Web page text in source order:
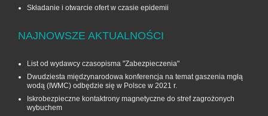
Składanie i otwarcie ofert w czasie epidemii
NAJNOWSZE AKTUALNOŚCI
List od wydawcy czasopisma "Zabezpieczenia"
Dwudziesta międzynarodowa konferencja na temat gaszenia mgłą
wodą (IWMC) odbędzie się w Polsce w 2021 r.
Iskrobezpieczne kontaktrony magnetyczne do stref zagrożonych
wybuchem